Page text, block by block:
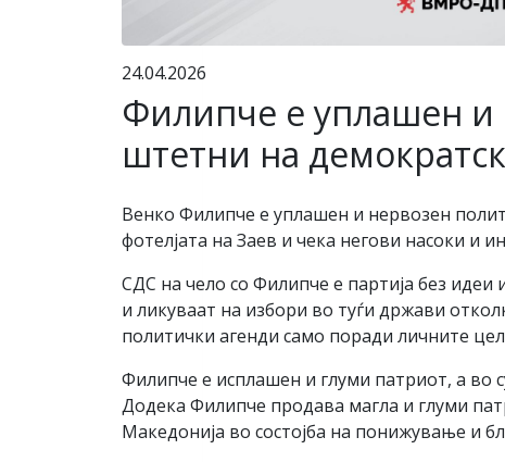
24.04.2026
Филипче е уплашен и
штетни на
Венко Филипче е уплашен и нервозен
фотелјата на Заев и чека негови насоки и
СДС на чело со Филипче е партија без идеи
и ликуваат на избори во туѓи држави
политички агенди само поради личните
Филипче е исплашен и глуми патриот, а во
Додека Филипче продава магла и глуми
Македонија во состојба на понижување и